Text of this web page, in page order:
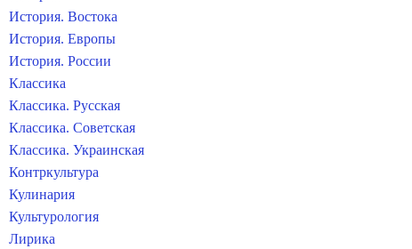
История. Востока
История. Европы
История. России
Классика
Классика. Русская
Классика. Советская
Классика. Украинская
Контркультура
Кулинария
Культурология
Лирика